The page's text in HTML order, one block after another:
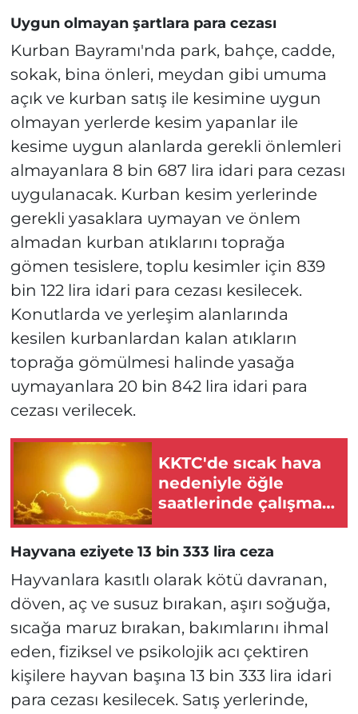
Uygun olmayan şartlara para cezası
Kurban Bayramı'nda park, bahçe, cadde,
sokak, bina önleri, meydan gibi umuma
açık ve kurban satış ile kesimine uygun
olmayan yerlerde kesim yapanlar ile
kesime uygun alanlarda gerekli önlemleri
almayanlara 8 bin 687 lira idari para cezası
uygulanacak. Kurban kesim yerlerinde
gerekli yasaklara uymayan ve önlem
almadan kurban atıklarını toprağa
gömen tesislere, toplu kesimler için 839
bin 122 lira idari para cezası kesilecek.
Konutlarda ve yerleşim alanlarında
kesilen kurbanlardan kalan atıkların
toprağa gömülmesi halinde yasağa
uymayanlara 20 bin 842 lira idari para
cezası verilecek.
KKTC'de sıcak hava
nedeniyle öğle
saatlerinde çalışma
Hayvana eziyete 13 bin 333 lira ceza
Hayvanlara kasıtlı olarak kötü davranan,
döven, aç ve susuz bırakan, aşırı soğuğa,
sıcağa maruz bırakan, bakımlarını ihmal
eden, fiziksel ve psikolojik acı çektiren
kişilere hayvan başına 13 bin 333 lira idari
para cezası kesilecek. Satış yerlerinde,